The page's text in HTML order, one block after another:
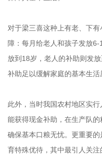
对于梁三喜这种上有老、下
障：每月给老人和孩子发放
放到18岁，老人的补助则发
补助足以缓解家庭的基本生活
此外，当时我国农村地区实
能获得现金补助，在生产队的
确保基本口粮无忧。更重要
育特殊优待，其中最引人关